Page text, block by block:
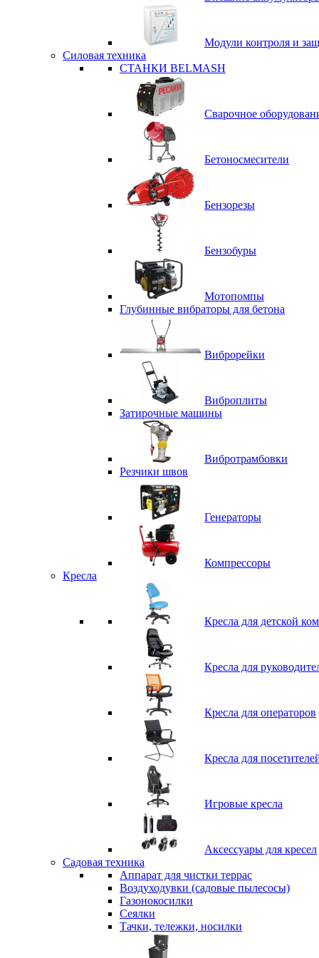
Модули контроля и
Силовая техника
СТАНКИ BELMASH
Сварочное
Бетоносмесители
Бензорезы
Бензобуры
Мотопомпы
Глубинные вибраторы для бетона
Виброрейки
Виброплиты
Затирочные машины
Вибротрамбовки
Резчики швов
Генераторы
Компрессоры
Кресла
Кресла для детской
Кресла для
Кресла для операторов
Кресла для
Игровые кресла
Аксессуары для кресел
Садовая техника
Аппарат для чистки террас
Воздуходувки (садовые пылесосы)
Газонокосилки
Сеялки
Тачки, тележки, носилки